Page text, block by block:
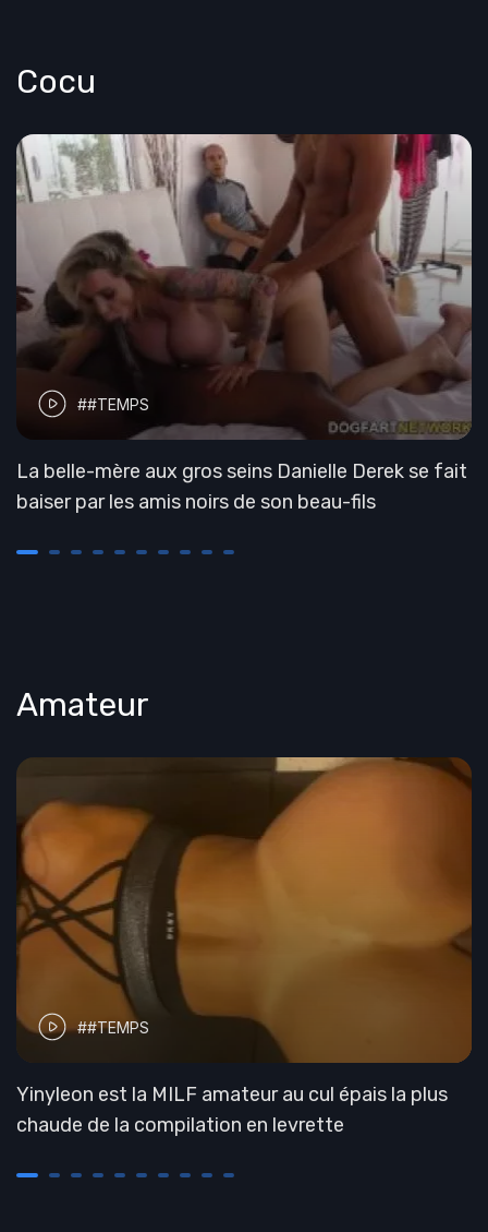
Cocu
##TEMPS
La belle-mère aux gros seins Danielle Derek se fait
baiser par les amis noirs de son beau-fils
Amateur
##TEMPS
Yinyleon est la MILF amateur au cul épais la plus
chaude de la compilation en levrette